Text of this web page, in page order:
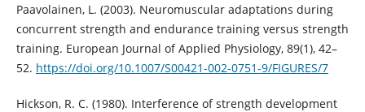
Paavolainen, L. (2003). Neuromuscular adaptations during
concurrent strength and endurance training versus strength
training. European Journal of Applied Physiology, 89(1), 42–
52. https://doi.org/10.1007/S00421-002-0751-9/FIGURES/7
Hickson, R. C. (1980). Interference of strength development